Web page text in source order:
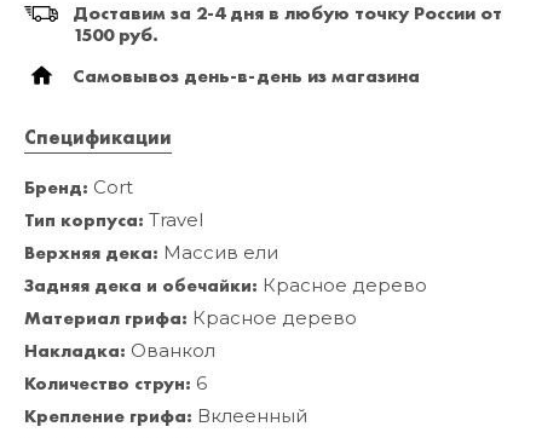
Доставим за 2-4 дня в любую точку России от
1500 руб.
Самовывоз день-в-день из магазина
Спецификации
Бренд: Cort
Тип корпуса: Travel
Верхняя дека: Массив ели
Задняя дека и обечайки: Красное дерево
Материал грифа: Красное дерево
Накладка: Ованкол
Количество струн: 6
Крепление грифа: Вклеенный